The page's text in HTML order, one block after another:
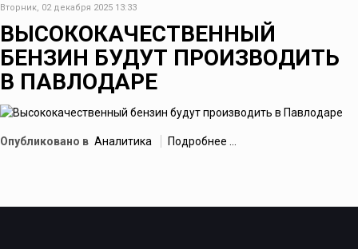
Вторник, 02 декабря 2025 13:33
ВЫСОКОКАЧЕСТВЕННЫЙ
БЕНЗИН БУДУТ ПРОИЗВОДИТЬ
В ПАВЛОДАРЕ
Опубликовано в Аналитика Подробнее ...